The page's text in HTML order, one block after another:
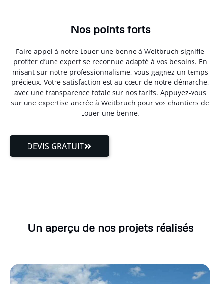
Nos points forts
Faire appel à notre Louer une benne à Weitbruch signifie
profiter d’une expertise reconnue adapté à vos besoins. En
misant sur notre professionnalisme, vous gagnez un temps
précieux. Votre satisfaction est au cœur de notre démarche,
avec une transparence totale sur nos tarifs. Appuyez-vous
sur une expertise ancrée à Weitbruch pour vos chantiers de
Louer une benne.
DEVIS GRATUIT
Un aperçu de nos projets réalisés